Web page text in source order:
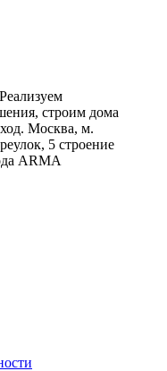
строим дома
Москва, м.
5 строение
ARMA